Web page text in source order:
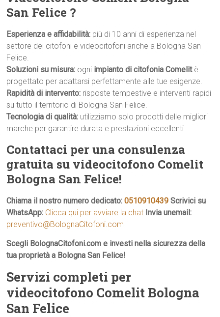
San Felice ?
Esperienza e affidabilità: più di 10 anni di esperienza nel
settore dei citofoni e videocitofoni anche a Bologna San
Felice.
Soluzioni su misura: ogni impianto di citofonia Comelitè
progettato per adattarsi perfettamente alle tue esigenze.
Rapidità di intervento: risposte tempestive e interventi rapidi
su tutto il territorio di Bologna San Felice.
Tecnologia di qualità: utilizziamo solo prodotti delle migliori
marche per garantire durata e prestazioni eccellenti.
Contattaci per una consulenza
gratuita su videocitofono Comelit
Bologna San Felice!
Chiama il nostro numero dedicato:0510910439 Scrivici su
WhatsApp: Clicca qui per avviare la chat Invia unemail:
preventivo@BolognaCitofoni.com
Scegli BolognaCitofoni.com e investi nella sicurezza della
tua proprietà a Bologna San Felice!
Servizi completi per
videocitofono Comelit Bologna
San Felice